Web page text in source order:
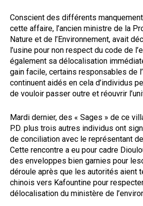
Conscient des différents
cette affaire, l’ancien ministre de la
Nature et de l’Environnement, avait
l’usine pour non respect du code de
également sa délocalisation
gain facile, certains responsables de
continuent aidés en cela d’individus
de vouloir passer outre et réouvrir
Mardi dernier, des « Sages » de ce
P.D. plus trois autres individus ont
de conciliation avec le représentant
Cette rencontre a eu pour cadre
des enveloppes bien garnies pour
déroule après que les autorités aient
chinois vers Kafountine pour
délocalisation du ministère de